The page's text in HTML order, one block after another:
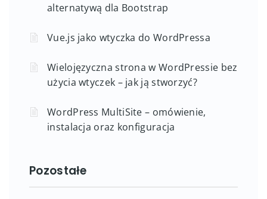
alternatywą dla Bootstrap
Vue.js jako wtyczka do WordPressa
Wielojęzyczna strona w WordPressie bez
użycia wtyczek – jak ją stworzyć?
WordPress MultiSite – omówienie,
instalacja oraz konfiguracja
Pozostałe